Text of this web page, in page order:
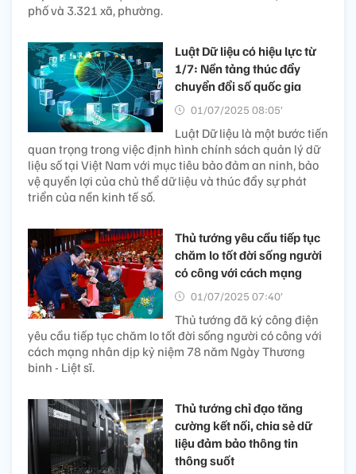
phố và 3.321 xã, phường.
Luật Dữ liệu có hiệu lực từ
1/7: Nền tảng thúc đẩy
chuyển đổi số quốc gia
01/07/2025 08:05’
Luật Dữ liệu là một bước tiến
quan trọng trong việc định hình chính sách quản lý dữ
liệu số tại Việt Nam với mục tiêu bảo đảm an ninh, bảo
vệ quyền lợi của chủ thể dữ liệu và thúc đẩy sự phát
triển của nền kinh tế số.
Thủ tướng yêu cầu tiếp tục
chăm lo tốt đời sống người
có công với cách mạng
01/07/2025 07:40’
Thủ tướng đã ký công điện
yêu cầu tiếp tục chăm lo tốt đời sống người có công với
cách mạng nhân dịp kỷ niệm 78 năm Ngày Thương
binh - Liệt sĩ.
Thủ tướng chỉ đạo tăng
cường kết nối, chia sẻ dữ
liệu đảm bảo thông tin
thông suốt